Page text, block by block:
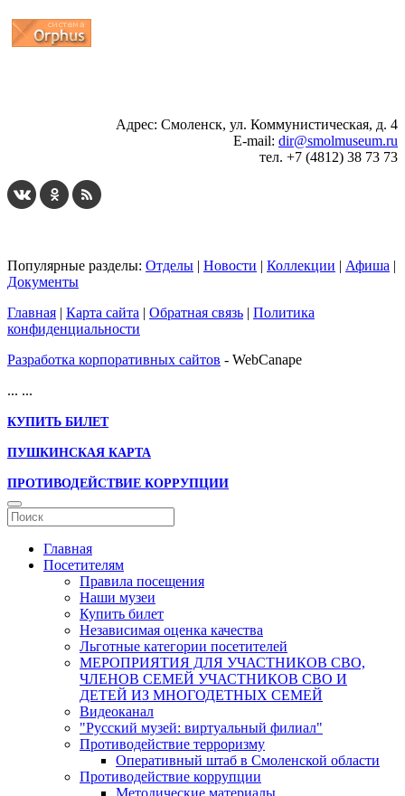
Адрес: Смоленск, ул. Коммунистическая, д. 4
E-mail: dir@smolmuseum.ru
тел. +7 (4812) 38 73 73
Популярные разделы: Отделы | Новости | Коллекции | Афиша |
Документы
Главная | Карта сайта | Обратная связь | Политика
конфиденциальности
Разработка корпоративных сайтов - WebCanape
... ...
КУПИТЬ БИЛЕТ
ПУШКИНСКАЯ КАРТА
ПРОТИВОДЕЙСТВИЕ КОРРУПЦИИ
Главная
Посетителям
Правила посещения
Наши музеи
Купить билет
Независимая оценка качества
Льготные категории посетителей
МЕРОПРИЯТИЯ ДЛЯ УЧАСТНИКОВ СВО,
ЧЛЕНОВ СЕМЕЙ УЧАСТНИКОВ СВО И
ДЕТЕЙ ИЗ МНОГОДЕТНЫХ СЕМЕЙ
Видеоканал
"Русский музей: виртуальный филиал"
Противодействие терроризму
Оперативный штаб в Смоленской области
Противодействие коррупции
Методические материалы